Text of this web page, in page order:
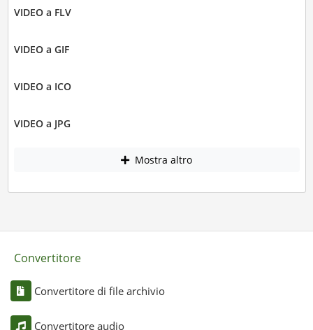
VIDEO a FLV
VIDEO a GIF
VIDEO a ICO
VIDEO a JPG
Mostra altro
Convertitore
Convertitore di file archivio
Convertitore audio